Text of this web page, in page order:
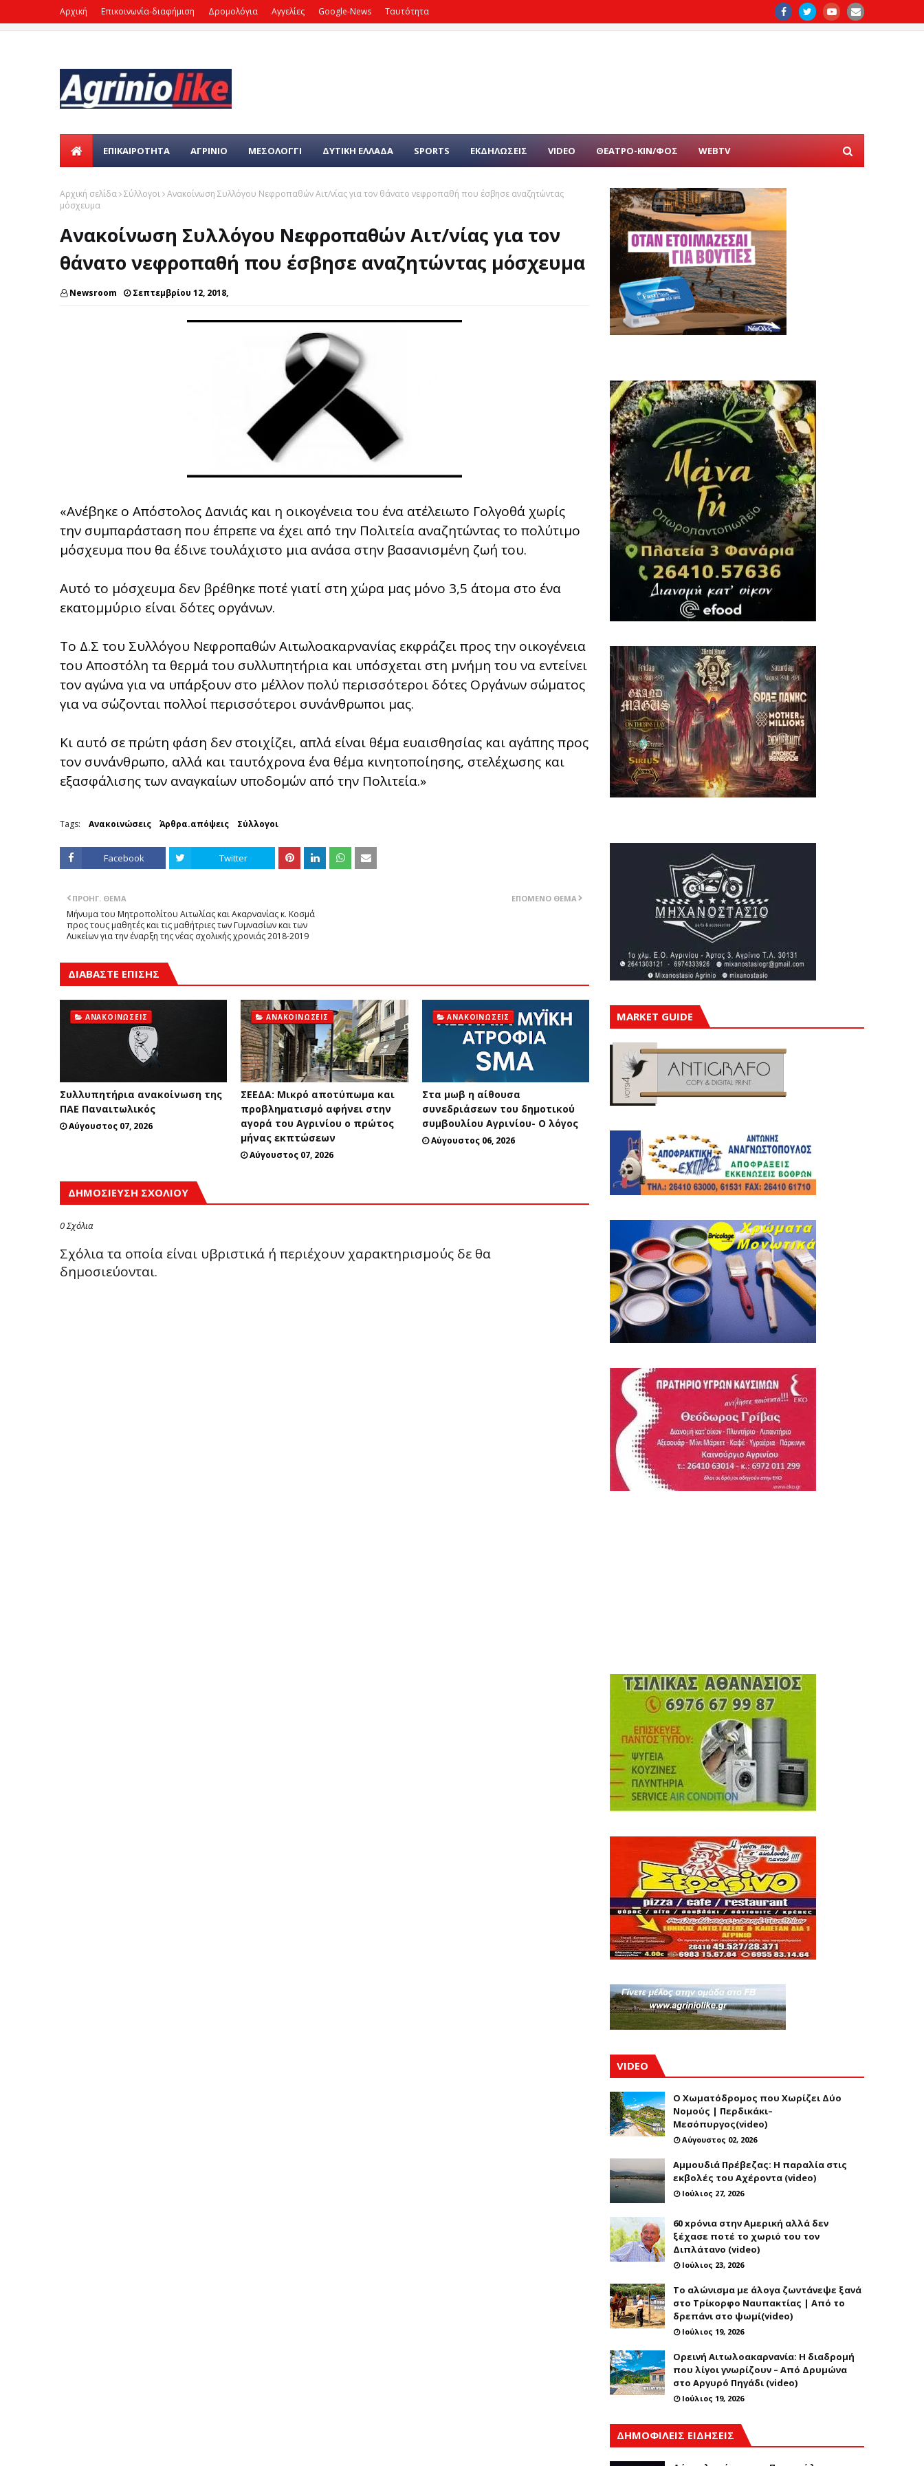
Αρχική Επικοινωνία-διαφήμιση Δρομολόγια Αγγελίες Google-News Ταυτότητα
ΕΠΙΚΑΙΡΌΤΗΤΑ ΑΓΡΙΝΙΟ ΜΕΣΟΛΟΓΓΙ ΔΥΤΙΚΗ ΕΛΛΑΔΑ SPORTS ΕΚΔΗΛΩΣΕΙΣ VIDEO ΘΕΑΤΡΟ-ΚΙΝ/ΦΟΣ WEBTV
Αρχική σελίδα Σύλλογοι Ανακοίνωση Συλλόγου Νεφροπαθών Αιτ/νίας για τον θάνατο νεφροπαθή που έσβησε αναζητώντας
μόσχευμα
Ανακοίνωση Συλλόγου Νεφροπαθών Αιτ/νίας για τον
θάνατο νεφροπαθή που έσβησε αναζητώντας μόσχευμα
Newsroom Σεπτεμβρίου 12, 2018,
«Ανέβηκε ο Απόστολος Δανιάς και η οικογένεια του ένα ατέλειωτο Γολγοθά χωρίς
την συμπαράσταση που έπρεπε να έχει από την Πολιτεία αναζητώντας το πολύτιμο
μόσχευμα που θα έδινε τουλάχιστο μια ανάσα στην βασανισμένη ζωή του.
Αυτό το μόσχευμα δεν βρέθηκε ποτέ γιατί στη χώρα μας μόνο 3,5 άτομα στο ένα
εκατομμύριο είναι δότες οργάνων.
Το Δ.Σ του Συλλόγου Νεφροπαθών Αιτωλοακαρνανίας εκφράζει προς την οικογένεια
του Αποστόλη τα θερμά του συλλυπητήρια και υπόσχεται στη μνήμη του να εντείνει
τον αγώνα για να υπάρξουν στο μέλλον πολύ περισσότεροι δότες Οργάνων σώματος
για να σώζονται πολλοί περισσότεροι συνάνθρωποι μας.
Κι αυτό σε πρώτη φάση δεν στοιχίζει, απλά είναι θέμα ευαισθησίας και αγάπης προς
τον συνάνθρωπο, αλλά και ταυτόχρονα ένα θέμα κινητοποίησης, στελέχωσης και
εξασφάλισης των αναγκαίων υποδομών από την Πολιτεία.»
Tags: Ανακοινώσεις Άρθρα.απόψεις Σύλλογοι
Facebook Twitter
ΕΠΌΜΕΝΟ ΘΈΜΑ
ΠΡΟΗΓ. ΘΈΜΑ
Μήνυμα του Μητροπολίτου Αιτωλίας και Ακαρνανίας κ. Κοσμά
προς τους μαθητές και τις μαθήτριες των Γυμνασίων και των
Λυκείων για την έναρξη της νέας σχολικής χρονιάς 2018-2019
ΔΙΑΒΑΣΤΕ ΕΠΙΣΗΣ
ΑΝΑΚΟΙΝΏΣΕΙΣ
Συλλυπητήρια ανακοίνωση της
ΠΑΕ Παναιτωλικός
Αύγουστος 07, 2026
ΑΝΑΚΟΙΝΏΣΕΙΣ
ΣΕΕΔΑ: Μικρό αποτύπωμα και
προβληματισμό αφήνει στην
αγορά του Αγρινίου ο πρώτος
μήνας εκπτώσεων
Αύγουστος 07, 2026
ΑΝΑΚΟΙΝΏΣΕΙΣ
Στα μωβ η αίθουσα
συνεδριάσεων του δημοτικού
συμβουλίου Αγρινίου- Ο λόγος
Αύγουστος 06, 2026
ΔΗΜΟΣΊΕΥΣΗ ΣΧΟΛΊΟΥ
0 Σχόλια
Σχόλια τα οποία είναι υβριστικά ή περιέχουν χαρακτηρισμούς δε θα
δημοσιεύονται.
MARKET GUIDE
VIDEO
Ο Χωματόδρομος που Χωρίζει Δύο
Νομούς | Περδικάκι–
Μεσόπυργος(video)
Αύγουστος 02, 2026
Αμμουδιά Πρέβεζας: Η παραλία στις
εκβολές του Αχέροντα (video)
Ιούλιος 27, 2026
60 xρόνια στην Αμερική αλλά δεν
ξέχασε ποτέ το χωριό του τον
Διπλάτανο (video)
Ιούλιος 23, 2026
Το αλώνισμα με άλογα ζωντάνεψε ξανά
στο Τρίκορφο Ναυπακτίας | Από το
δρεπάνι στο ψωμί(video)
Ιούλιος 19, 2026
Ορεινή Αιτωλοακαρνανία: Η διαδρομή
που λίγοι γνωρίζουν – Από Δρυμώνα
στο Αργυρό Πηγάδι (video)
Ιούλιος 19, 2026
ΔΗΜΟΦΙΛΕΙΣ ΕΙΔΗΣΕΙΣ